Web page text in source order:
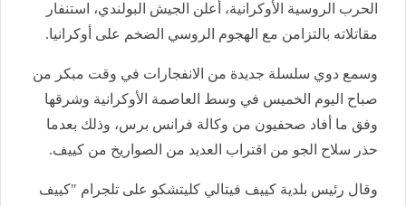
الحرب الروسية الأوكرانية، أعلن الجيش البولندي، استنفار
مقاتلاته بالتزامن مع الهجوم الروسي الضخم على أوكرانيا.
وسمع دوي سلسلة جديدة من الانفجارات في وقت مبكر من
صباح اليوم الخميس في وسط العاصمة الأوكرانية وشرقها
وفق ما أفاد صحفيون من وكالة فرانس برس، وذلك بعدما
حذر سلاح الجو من اقتراب العديد من الصواريخ من كييف.
وقال رئيس بلدية كييف فيتالي كليتشكو على تلجرام "كييف